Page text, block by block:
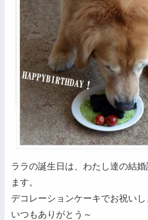
ララの誕生日は、わたし達の結
ます。
デコレーションケーキでお祝いし
いつもありがとう～